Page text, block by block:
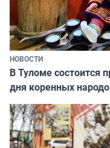
НОВОСТИ
В Туломе состоится
дня коренных